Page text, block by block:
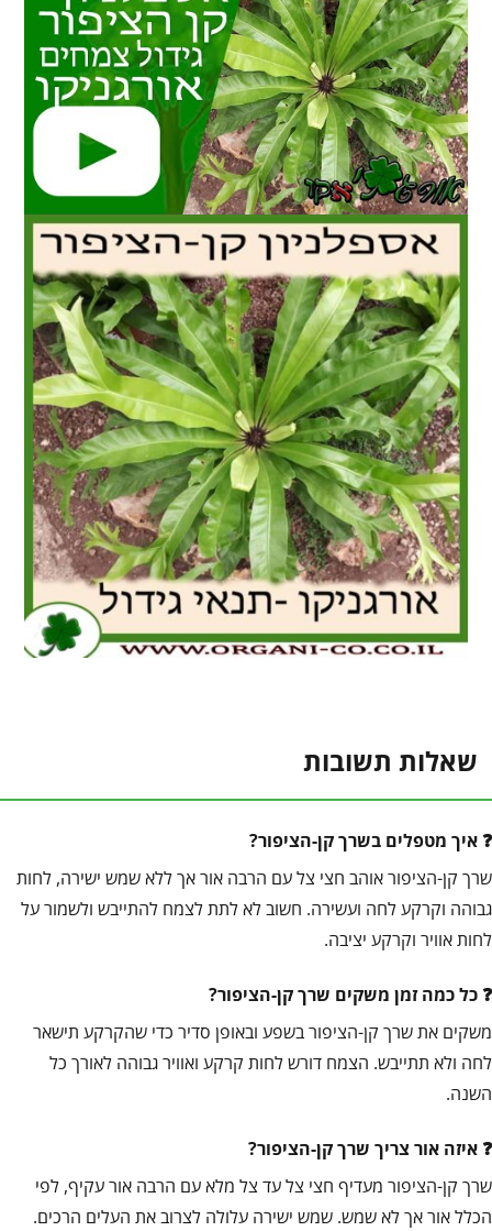
שאלות תשובות
איך מטפלים בשרך קן-הציפור?
שרך קן-הציפור אוהב חצי צל עם הרבה אור אך ללא שמש ישירה, לחות
גבוהה וקרקע לחה ועשירה. חשוב לא לתת לצמח להתייבש ולשמור על
לחות אוויר וקרקע יציבה.
כל כמה זמן משקים שרך קן-הציפור?
משקים את שרך קן-הציפור בשפע ובאופן סדיר כדי שהקרקע תישאר
לחה ולא תתייבש. הצמח דורש לחות קרקע ואוויר גבוהה לאורך כל
השנה.
איזה אור צריך שרך קן-הציפור?
שרך קן-הציפור מעדיף חצי צל עד צל מלא עם הרבה אור עקיף, לפי
הכלל אור אך לא שמש. שמש ישירה עלולה לצרוב את העלים הרכים.